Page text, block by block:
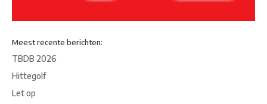
Meest recente berichten:
TBDB 2026
Hittegolf
Let op